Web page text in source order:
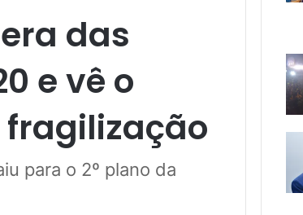
das
e vê o
fragilização
para o 2º plano da